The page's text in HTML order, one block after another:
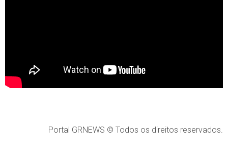
Portal GRNEWS © Todos os direitos reservados.